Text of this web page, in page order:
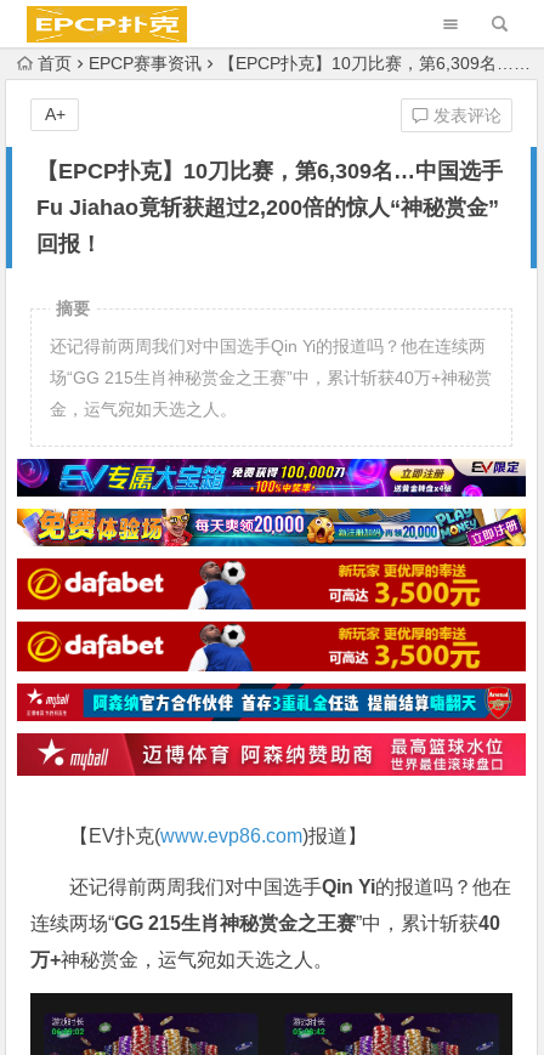
首页 EPCP赛事资讯 【EPCP扑克】10刀比赛，第6,309名…中国选手Fu Jiahao竟斩获超过2,200倍的惊人“神秘赏金”回报！
【EPCP扑克】10刀比赛，第6,309名…中国选手
Fu Jiahao竟斩获超过2,200倍的惊人“神秘赏金”
回报！
发表评论
A+
摘要
还记得前两周我们对中国选手Qin Yi的报道吗？他在连续两
场“GG 215生肖神秘赏金之王赛”中，累计斩获40万+神秘赏
金，运气宛如天选之人。
【EV扑克(www.evp86.com)报道】
还记得前两周我们对中国选手Qin Yi的报道吗？他在
连续两场“GG 215生肖神秘赏金之王赛”中，累计斩获40
万+神秘赏金，运气宛如天选之人。